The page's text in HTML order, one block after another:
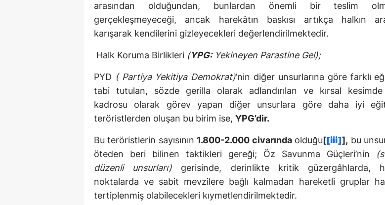
arasından olduğundan, bunlardan önemli bir teslim
gerçekleşmeyeceği, ancak harekâtın baskısı artıkça halkın
karışarak kendilerini gizleyecekleri değerlendirilmektedir.
Halk Koruma Birlikleri (YPG:Yekineyen Parastine Gel);
PYD ( Partiya Yekitiya Demokrat)’nin diğer unsurlarına göre farklı
tabi tutulan, sözde gerilla olarak adlandırılan ve kırsal
kadrosu olarak görev yapan diğer unsurlara göre daha iyi
teröristlerden oluşan bu birim ise, YPG’dir.
Bu teröristlerin sayısının 1.800-2.000 civarındaolduğu[[iii]], bu
öteden beri bilinen taktikleri gereği; Öz Savunma Güçleri’nin
düzenli unsurları) gerisinde, derinlikte kritik güzergâhlarda,
noktalarda ve sabit mevzilere bağlı kalmadan hareketli gruplar
tertiplenmiş olabilecekleri kıymetlendirilmektedir.